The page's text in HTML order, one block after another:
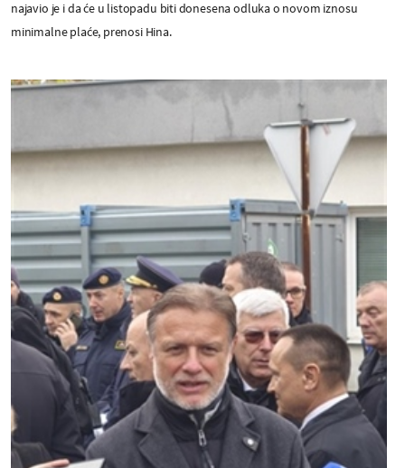
najavio je i da će u listopadu biti donesena odluka o novom iznosu
minimalne plaće, prenosi Hina.